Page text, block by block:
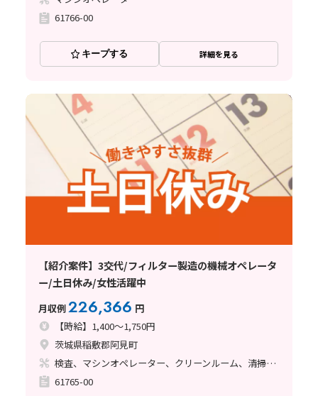
61766-00
キープする 詳細を見る
【紹介案件】3交代/フィルター製造の機械オペレータ
ー/土日休み/女性活躍中
月収例226,366 円
【時給】1,400～1,750円
茨城県稲敷郡阿見町
検査、マシンオペレーター、クリーンルーム、清掃・洗浄、その他
61765-00